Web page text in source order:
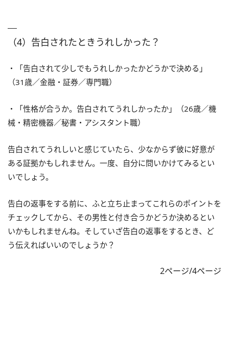
（4）告白されたときうれしかった？
・「告白されて少しでもうれしかったかどうかで決める」
（31歳／金融・証券／専門職）
・「性格が合うか。告白されてうれしかったか」（26歳／機
械・精密機器／秘書・アシスタント職）
告白されてうれしいと感じていたら、少なからず彼に好意が
ある証拠かもしれません。一度、自分に問いかけてみるとい
いでしょう。
告白の返事をする前に、ふと立ち止まってこれらのポイントを
チェックしてから、その男性と付き合うかどうか決めるとい
いかもしれませんね。そしていざ告白の返事をするとき、ど
う伝えればいいのでしょうか？
2ページ/4ページ